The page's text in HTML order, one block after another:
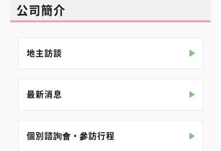
公司簡介
地主訪談
最新消息
個別諮詢會・參訪行程